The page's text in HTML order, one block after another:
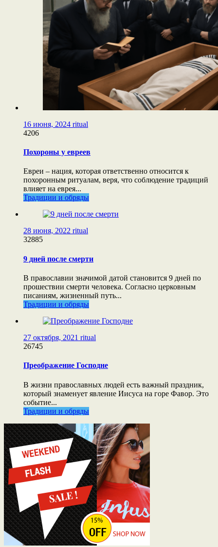
16 июня, 2024 ritual
4206
Похороны у евреев
Евреи – нация, которая ответственно относится к
похоронным ритуалам, веря, что соблюдение традиций
влияет на еврея...
Традиции и обряды
28 июня, 2022 ritual
32885
9 дней после смерти
В православии значимой датой становится 9 дней по
прошествии смерти человека. Согласно церковным
писаниям, жизненный путь...
Традиции и обряды
27 октября, 2021 ritual
26745
Преображение Господне
В жизни православных людей есть важный праздник,
который знаменует явление Иисуса на горе Фавор. Это
событие...
Традиции и обряды